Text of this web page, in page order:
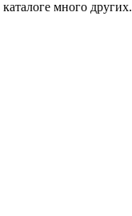
много других.